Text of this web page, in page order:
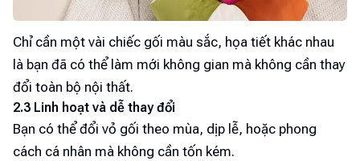
Chỉ cần một vài chiếc gối màu sắc, họa tiết khác nhau
là bạn đã có thể làm mới không gian mà không cần thay
đổi toàn bộ nội thất.
2.3 Linh hoạt và dễ thay đổi
Bạn có thể đổi vỏ gối theo mùa, dịp lễ, hoặc phong
cách cá nhân mà không cần tốn kém.